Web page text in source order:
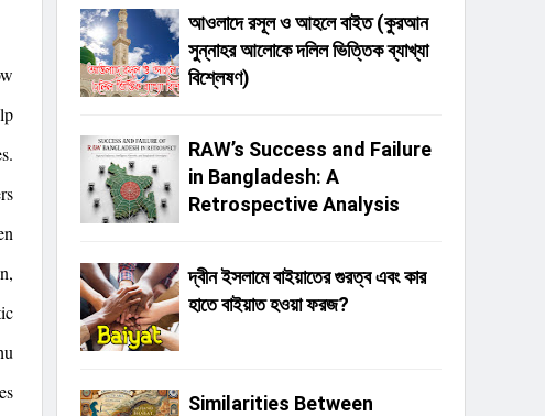
আওলাদে রসূল ও আহলে বাইত (কুরআন
সুন্নাহর আলোকে দলিল ভিত্তিক ব্যাখ্যা
বিশ্লেষণ)
RAW’s Success and Failure
in Bangladesh: A
Retrospective Analysis
দ্বীন ইসলামে বাইয়াতের গুরত্ব এবং কার
হাতে বাইয়াত হওয়া ফরজ?
Similarities Between